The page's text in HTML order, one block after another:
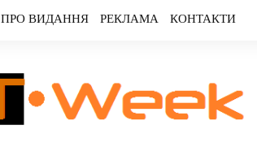
ПРО ВИДАННЯ РЕКЛАМА КОНТАКТИ